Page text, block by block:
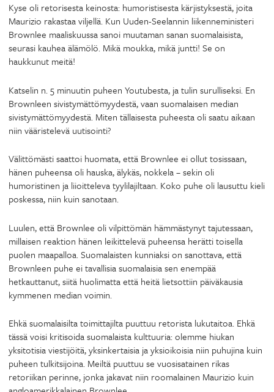
Kyse oli retorisesta keinosta: humoristisesta kärjistyksestä, joita
Maurizio rakastaa viljellä. Kun Uuden-Seelannin liikenneministeri
Brownlee maaliskuussa sanoi muutaman sanan suomalaisista,
seurasi kauhea älämölö. Mikä moukka, mikä juntti! Se on
haukkunut meitä!
Katselin n. 5 minuutin puheen Youtubesta, ja tulin surulliseksi. En
Brownleen sivistymättömyydestä, vaan suomalaisen median
sivistymättömyydestä. Miten tällaisesta puheesta oli saatu aikaan
niin vääristelevä uutisointi?
Välittömästi saattoi huomata, että Brownlee ei ollut tosissaan,
hänen puheensa oli hauska, älykäs, nokkela – sekin oli
humoristinen ja liioitteleva tyylilajiltaan. Koko puhe oli lausuttu kieli
poskessa, niin kuin sanotaan.
Luulen, että Brownlee oli vilpittömän hämmästynyt tajutessaan,
millaisen reaktion hänen leikittelevä puheensa herätti toisella
puolen maapalloa. Suomalaisten kunniaksi on sanottava, että
Brownleen puhe ei tavallisia suomalaisia sen enempää
hetkauttanut, siitä huolimatta että heitä lietsottiin päiväkausia
kymmenen median voimin.
Ehkä suomalaisilta toimittajilta puuttuu retorista lukutaitoa. Ehkä
tässä voisi kritisoida suomalaista kulttuuria: olemme hiukan
yksitotisia viestijöitä, yksinkertaisia ja yksioikoisia niin puhujina kuin
puheen tulkitsijoina. Meiltä puuttuu se vuosisatainen rikas
retoriikan perinne, jonka jakavat niin roomalainen Maurizio kuin